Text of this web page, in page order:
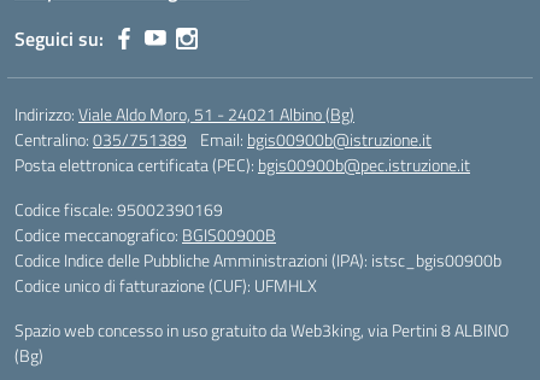
Seguici su:
Indirizzo:Viale Aldo Moro, 51 - 24021 Albino (Bg)
Centralino:035/751389 Email: bgis00900b@istruzione.it
Posta elettronica certificata (PEC): bgis00900b@pec.istruzione.it
Codice fiscale: 95002390169
Codice meccanografico: BGIS00900B
Codice Indice delle Pubbliche Amministrazioni (IPA): istsc_bgis00900b
Codice unico di fatturazione (CUF): UFMHLX
Spazio web concesso in uso gratuito daWeb3king, via Pertini 8 ALBINO
(Bg)